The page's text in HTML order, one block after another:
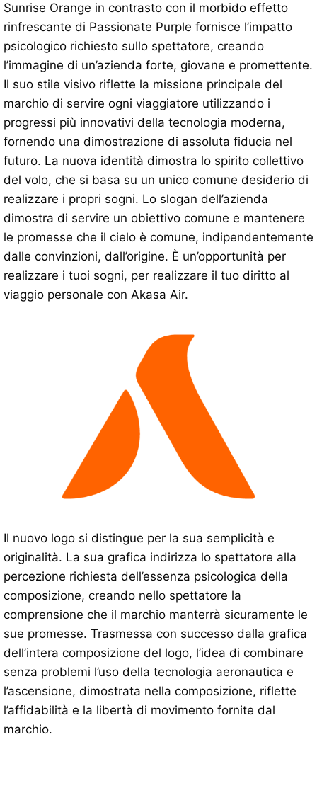
Sunrise Orange in contrasto con il morbido effetto
rinfrescante di Passionate Purple fornisce l’impatto
psicologico richiesto sullo spettatore, creando
l’immagine di un’azienda forte, giovane e promettente.
Il suo stile visivo riflette la missione principale del
marchio di servire ogni viaggiatore utilizzando i
progressi più innovativi della tecnologia moderna,
fornendo una dimostrazione di assoluta fiducia nel
futuro. La nuova identità dimostra lo spirito collettivo
del volo, che si basa su un unico comune desiderio di
realizzare i propri sogni. Lo slogan dell’azienda
dimostra di servire un obiettivo comune e mantenere
le promesse che il cielo è comune, indipendentemente
dalle convinzioni, dall’origine. È un’opportunità per
realizzare i tuoi sogni, per realizzare il tuo diritto al
viaggio personale con Akasa Air.
Il nuovo logo si distingue per la sua semplicità e
originalità. La sua grafica indirizza lo spettatore alla
percezione richiesta dell’essenza psicologica della
composizione, creando nello spettatore la
comprensione che il marchio manterrà sicuramente le
sue promesse. Trasmessa con successo dalla grafica
dell’intera composizione del logo, l’idea di combinare
senza problemi l’uso della tecnologia aeronautica e
l’ascensione, dimostrata nella composizione, riflette
l’affidabilità e la libertà di movimento fornite dal
marchio.